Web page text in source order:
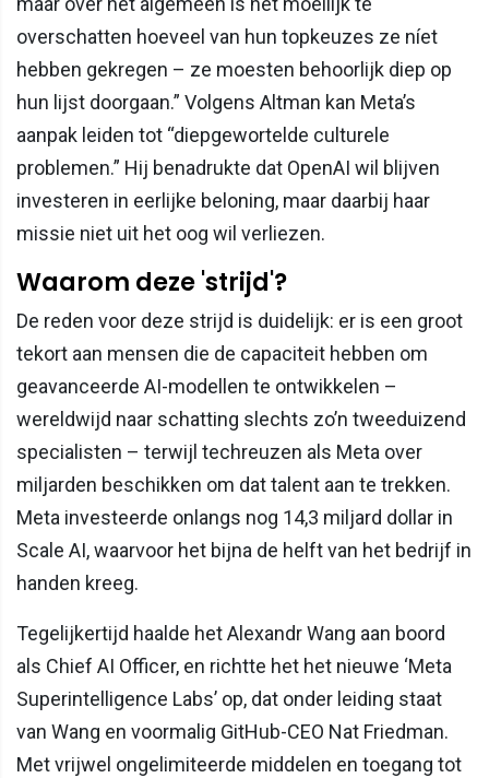
overschatten hoeveel van hun topkeuzes ze níet
hebben gekregen – ze moesten behoorlijk diep op
hun lijst doorgaan.” Volgens Altman kan Meta’s
aanpak leiden tot “diepgewortelde culturele
problemen.” Hij benadrukte dat OpenAI wil blijven
investeren in eerlijke beloning, maar daarbij haar
missie niet uit het oog wil verliezen.
Waarom deze 'strijd'?
De reden voor deze strijd is duidelijk: er is een groot
tekort aan mensen die de capaciteit hebben om
geavanceerde AI-modellen te ontwikkelen –
wereldwijd naar schatting slechts zo’n tweeduizend
specialisten – terwijl techreuzen als Meta over
miljarden beschikken om dat talent aan te trekken.
Meta investeerde onlangs nog 14,3 miljard dollar in
Scale AI, waarvoor het bijna de helft van het bedrijf in
handen kreeg.
Tegelijkertijd haalde het Alexandr Wang aan boord
als Chief AI Officer, en richtte het het nieuwe ‘Meta
Superintelligence Labs’ op, dat onder leiding staat
van Wang en voormalig GitHub-CEO Nat Friedman.
Met vrijwel ongelimiteerde middelen en toegang tot